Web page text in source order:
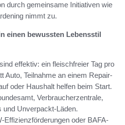
durch gemeinsame Initiativen wie
nimmt zu.
einen bewussten Lebensstil
effektiv: ein fleischfreier Tag pro
Auto, Teilnahme an einem Repair-
oder Haushalt helfen beim Start.
Verbraucherzentrale,
und Unverpackt-Läden.
Effizienzförderungen oder BAFA-